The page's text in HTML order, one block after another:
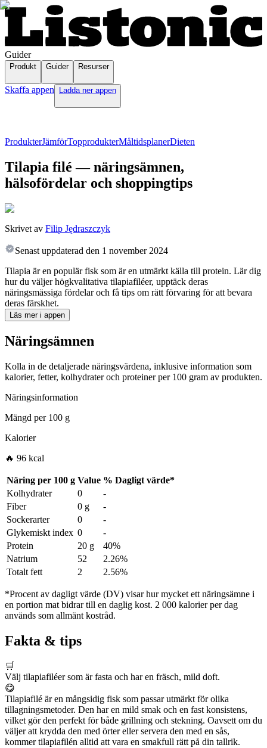
Guider
Produkt Guider Resurser
Skaffa appen Ladda ner appen
ProdukterJämförTopprodukterMåltidsplanerDieten
Tilapia filé — näringsämnen,
hälsofördelar och shoppingtips
Skrivet av Filip Jędraszczyk
Senast uppdaterad den 1 november 2024
Tilapia är en populär fisk som är en utmärkt källa till protein. Lär dig
hur du väljer högkvalitativa tilapiafiléer, upptäck deras
näringsmässiga fördelar och få tips om rätt förvaring för att bevara
deras färskhet.
Läs mer i appen
Näringsämnen
Kolla in de detaljerade näringsvärdena, inklusive information som
kalorier, fetter, kolhydrater och proteiner per 100 gram av produkten.
Näringsinformation
Mängd per100 g
Kalorier
🔥 96 kcal
Näring per 100 g Value % Dagligt värde*
Kolhydrater
0
-
Fiber
0 g
-
Sockerarter
0
-
Glykemiskt index 0
-
Protein
20 g
40%
Natrium
52
2.26%
Totalt fett
2 2.56%
*Procent av dagligt värde (DV) visar hur mycket ett näringsämne i
en portion mat bidrar till en daglig kost. 2 000 kalorier per dag
används som allmänt kostråd.
Fakta & tips
🛒
Välj tilapiafiléer som är fasta och har en fräsch, mild doft.
😋
Tilapiafilé är en mångsidig fisk som passar utmärkt för olika
tillagningsmetoder. Den har en mild smak och en fast konsistens,
vilket gör den perfekt för både grillning och stekning. Oavsett om du
väljer att krydda den med örter eller servera den med en sås,
kommer tilapiafilén alltid att vara en smakfull rätt på din tallrik.